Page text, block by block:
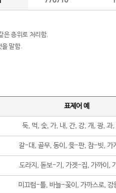
은 층위로 처리함.
을 말함.
표제어 예
둑, 먹, 숯, 가, 내, 간, 강, 개, 광, 과,
갈-대, 골무, 동이, 윷-판, 참-빗, 가
도라지, 돋보-기, 가겟-집, 가까이,
미끄럼-틀, 바늘-꽂이, 가까스로, 강